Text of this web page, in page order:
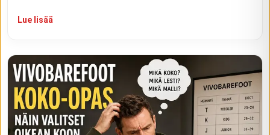
Lue lisää